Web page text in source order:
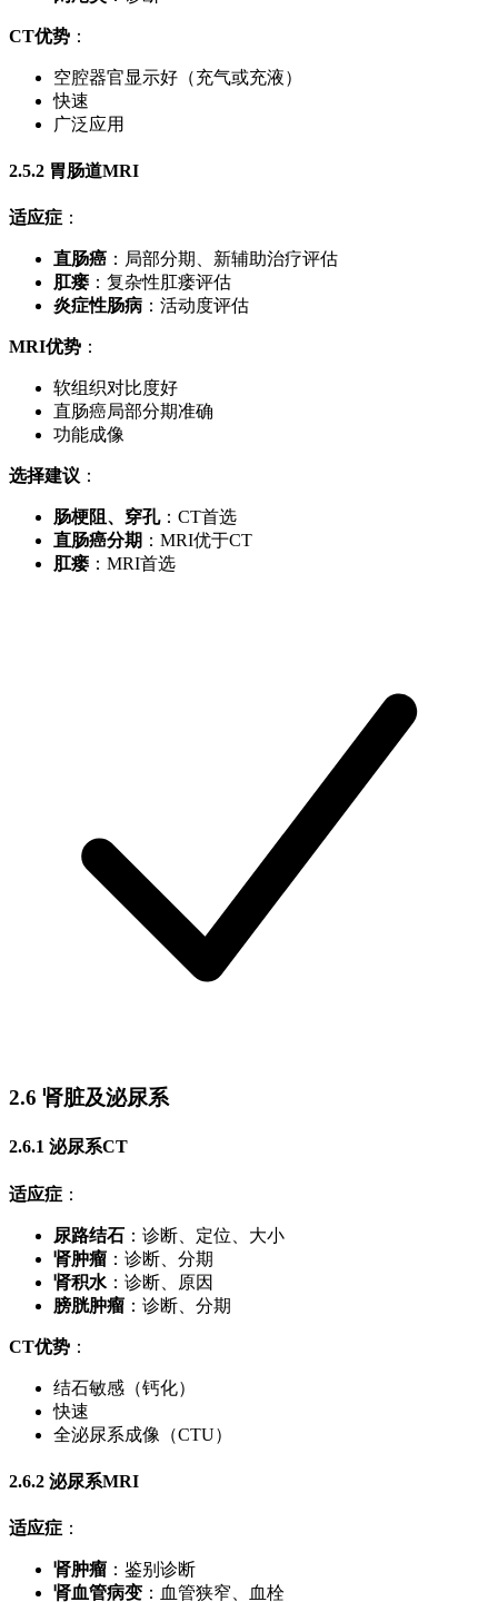
CT优势 ：
空腔器官显示好（充气或充液）
快速
广泛应用
2.5.2 胃肠道MRI
适应症 ：
直肠癌 ：局部分期、新辅助治疗评估
肛瘘 ：复杂性肛瘘评估
炎症性肠病 ：活动度评估
MRI优势 ：
软组织对比度好
直肠癌局部分期准确
功能成像
选择建议 ：
肠梗阻、穿孔：CT首选
直肠癌分期 ：MRI优于CT
肛瘘 ：MRI首选
2.6 肾脏及泌尿系
2.6.1 泌尿系CT
适应症 ：
尿路结石 ：诊断、定位、大小
肾肿瘤 ：诊断、分期
肾积水 ：诊断、原因
膀胱肿瘤 ：诊断、分期
CT优势 ：
结石敏感（钙化）
快速
全泌尿系成像（CTU）
2.6.2 泌尿系MRI
适应症 ：
肾肿瘤 ：鉴别诊断
肾血管病变 ：血管狭窄、血栓